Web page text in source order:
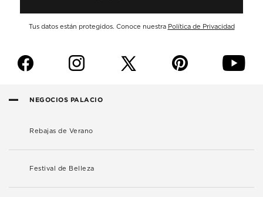
Tus datos están protegidos. Conoce nuestra Política de Privacidad
f i p y
NEGOCIOS PALACIO
Rebajas de Verano
Festival de Belleza